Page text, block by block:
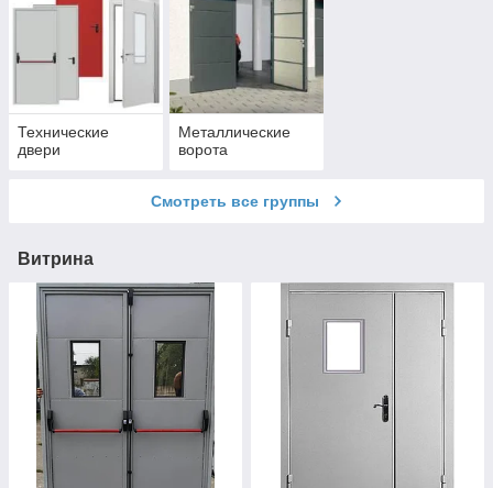
Технические
двери
Металлические
ворота
Смотреть все группы
Витрина